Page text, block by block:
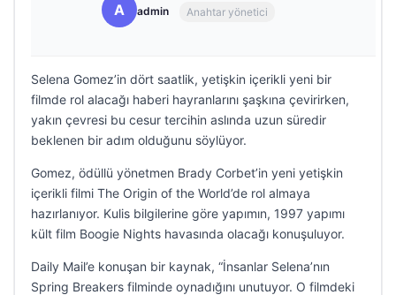
A admin Anahtar yönetici
Selena Gomez’in dört saatlik, yetişkin içerikli yeni bir
filmde rol alacağı haberi hayranlarını şaşkına çevirirken,
yakın çevresi bu cesur tercihin aslında uzun süredir
beklenen bir adım olduğunu söylüyor.
Gomez, ödüllü yönetmen Brady Corbet’in yeni yetişkin
içerikli filmi The Origin of the World’de rol almaya
hazırlanıyor. Kulis bilgilerine göre yapımın, 1997 yapımı
kült film Boogie Nights havasında olacağı konuşuluyor.
Daily Mail’e konuşan bir kaynak, “İnsanlar Selena’nın
Spring Breakers filminde oynadığını unutuyor. O filmdeki